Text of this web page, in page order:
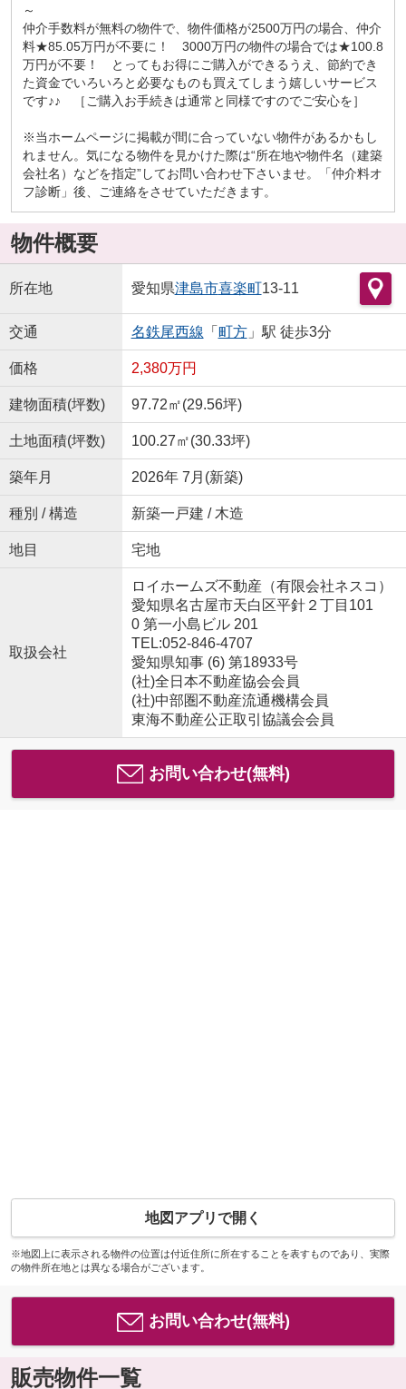
～
仲介手数料が無料の物件で、物件価格が2500万円の場合、仲介
料★85.05万円が不要に！ 3000万円の物件の場合では★100.8
万円が不要！ とってもお得にご購入ができるうえ、節約でき
た資金でいろいろと必要なものも買えてしまう嬉しいサービス
です♪♪ ［ご購入お手続きは通常と同様ですのでご安心を］
※当ホームページに掲載が間に合っていない物件があるかもし
れません。気になる物件を見かけた際は“所在地や物件名（建築
会社名）などを指定”してお問い合わせ下さいませ。「仲介料オ
フ診断」後、ご連絡をさせていただきます。
物件概要
所在地 愛知県津島市喜楽町13-11
交通 名鉄尾西線 「 町方」駅 徒歩3分
価格 2,380万円
建物面積(坪数) 97.72㎡(29.56坪)
土地面積(坪数) 100.27㎡(30.33坪)
築年月 2026年 7月(新築)
種別 / 構造 新築一戸建 / 木造
地目 宅地
取扱会社
ロイホームズ不動産（有限会社ネスコ）
愛知県名古屋市天白区平針２丁目101
0 第一小島ビル 201
TEL:052-846-4707
愛知県知事 (6) 第18933号
(社)全日本不動産協会会員
(社)中部圏不動産流通機構会員
東海不動産公正取引協議会会員
お問い合わせ(無料)
地図アプリで開く
※地図上に表示される物件の位置は付近住所に所在することを表すものであり、実際
の物件所在地とは異なる場合がございます。
お問い合わせ(無料)
販売物件一覧